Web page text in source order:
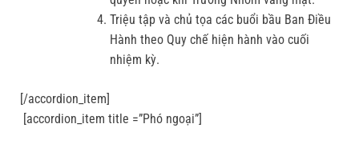
Triệu tập và chủ tọa các buổi bầu Ban Điều
Hành theo Quy chế hiện hành vào cuối
nhiệm kỳ.
[/accordion_item]
[accordion_item title =”Phó ngoại”]